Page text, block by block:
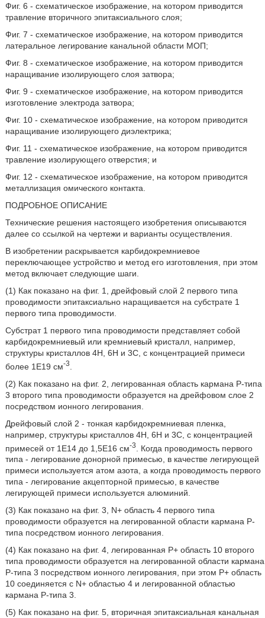
Фиг. 6 - схематическое изображение, на котором приводится
травление вторичного эпитаксиального слоя;
Фиг. 7 - схематическое изображение, на котором приводится
латеральное легирование канальной области МОП;
Фиг. 8 - схематическое изображение, на котором приводится
наращивание изолирующего слоя затвора;
Фиг. 9 - схематическое изображение, на котором приводится
изготовление электрода затвора;
Фиг. 10 - схематическое изображение, на котором приводится
наращивание изолирующего диэлектрика;
Фиг. 11 - схематическое изображение, на котором приводится
травление изолирующего отверстия; и
Фиг. 12 - схематическое изображение, на котором приводится
металлизация омического контакта.
ПОДРОБНОЕ ОПИСАНИЕ
Технические решения настоящего изобретения описываются
далее со ссылкой на чертежи и варианты осуществления.
В изобретении раскрывается карбидокремниевое
переключающее устройство и метод его изготовления, при этом
метод включает следующие шаги.
(1) Как показано на фиг. 1, дрейфовый слой 2 первого типа
проводимости эпитаксиально наращивается на субстрате 1
первого типа проводимости.
Субстрат 1 первого типа проводимости представляет собой
карбидокремниевый или кремниевый кристалл, например,
структуры кристаллов 4Н, 6Н и 3С, с концентрацией примеси
более 1Е19 см-3
(2) Как показано на фиг. 2, легированная область кармана Р-типа
3 второго типа проводимости образуется на дрейфовом слое 2
посредством ионного легирования.
Дрейфовый слой 2 - тонкая карбидокремниевая пленка,
например, структуры кристаллов 4Н, 6Н и 3С, с концентрацией
примесей от 1Е14 до 1,5Е16 см-3
. Когда проводимость первого
типа - легирование донорной примесью, в качестве легирующей
примеси используется атом азота, а когда проводимость первого
типа - легирование акцепторной примесью, в качестве
легирующей примеси используется алюминий.
(3) Как показано на фиг. 3, N+ область 4 первого типа
проводимости образуется на легированной области кармана Р-
типа посредством ионного легирования.
(4) Как показано на фиг. 4, легированная Р+ область 10 второго
типа проводимости образуется на легированной области кармана
Р-типа 3 посредством ионного легирования, при этом Р+ область
10 соединяется с N+ областью 4 и легированной областью
кармана Р-типа 3.
(5) Как показано на фиг. 5, вторичная эпитаксиальная канальная